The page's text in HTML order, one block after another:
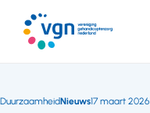
naar
hoofdinhoud
DuurzaamheidNieuws17 maart 2026